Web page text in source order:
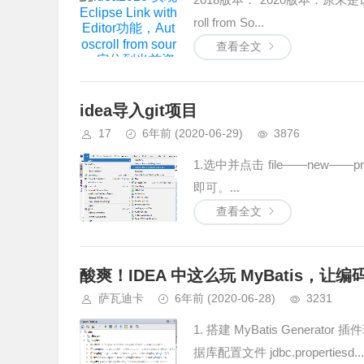
roll from So...
查看全文
idea导入git项目
17 6年前 (2020-06-29) 3876
1.选中并点击
即可。...
查看全文
酸爽！IDEA 中这么玩 MyBatis，让编
萨瓦迪卡 6年前 (2020-06-28) 3231
1. 搭建 MyBatis Generator 插
据库配置文件